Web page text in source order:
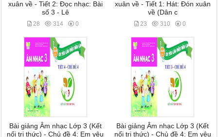
xuân về - Tiết 2: Đọc nhạc: Bài
số 3 - Lê
28 314 0
xuân về - Tiết 1: Hát: Đón xuân
về (Dân c
23 310 0
Bài giảng Âm nhạc Lớp 3 (Kết
nối tri thức) - Chủ đề 4: Em yêu
Bài giảng Âm nhạc Lớp 3 (Kết
nối tri thức) - Chủ đề 4: Em yêu